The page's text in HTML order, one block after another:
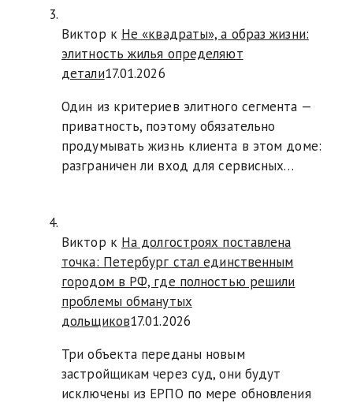
Виктор к Не «квадраты», а образ жизни:
элитность жилья определяют
детали17.01.2026
Один из критериев элитного сегмента —
приватность, поэтому обязательно
продумывать жизнь клиента в этом доме:
разграничен ли вход для сервисных…
Виктор к На долгостроях поставлена
точка: Петербург стал единственным
городом в РФ, где полностью решили
проблемы обманутых
дольщиков17.01.2026
Три объекта переданы новым
застройщикам через суд, они будут
исключены из ЕРПО по мере обновления